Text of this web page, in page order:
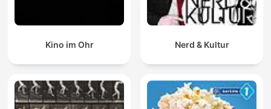
Kino im Ohr Nerd & Kultur